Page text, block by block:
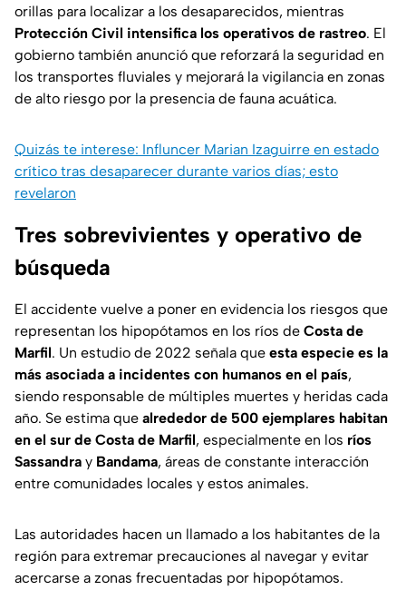
orillas para localizar a los desaparecidos, mientras
Protección Civil intensifica los operativos de rastreo. El
gobierno también anunció que reforzará la seguridad en
los transportes fluviales y mejorará la vigilancia en zonas
de alto riesgo por la presencia de fauna acuática.
Quizás te interese: Influncer Marian Izaguirre en estado
crítico tras desaparecer durante varios días; esto
revelaron
Tres sobrevivientes y operativo de
búsqueda
El accidente vuelve a poner en evidencia los riesgos que
representan los hipopótamos en los ríos de Costa de
Marfil. Un estudio de 2022 señala que esta especie es la
más asociada a incidentes con humanos en el país,
siendo responsable de múltiples muertes y heridas cada
año. Se estima que alrededor de 500 ejemplares habitan
en el sur de Costa de Marfil, especialmente en los ríos
Sassandra y Bandama, áreas de constante interacción
entre comunidades locales y estos animales.
Las autoridades hacen un llamado a los habitantes de la
región para extremar precauciones al navegar y evitar
acercarse a zonas frecuentadas por hipopótamos.